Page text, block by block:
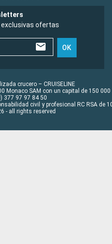
ofertas
OK
crucero – CRUISELINE
Monaco SAM con un capital de 150 000
377 97 97 84 50
civil y profesional RC RSA de
- all rights reserved